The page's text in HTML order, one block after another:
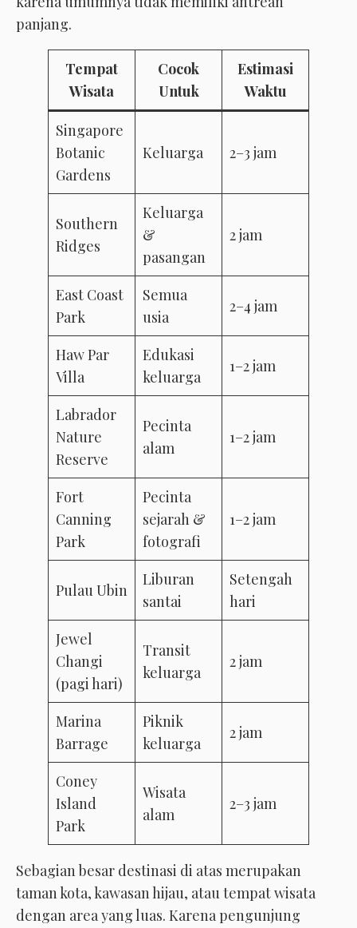
panjang.
Tempat
Wisata
Cocok
Untuk
Estimasi
Waktu
Singapore
Botanic
Gardens
Keluarga 2–3 jam
Southern
Ridges
Keluarga
&
pasangan
2 jam
East Coast
Park
Semua
usia
2–4 jam
Haw Par
Villa
Edukasi
keluarga
1–2 jam
Labrador
Nature
Reserve
Pecinta
alam
1–2 jam
Fort
Canning
Park
Pecinta
sejarah &
fotografi
1–2 jam
Pulau Ubin
Liburan
santai
Setengah
hari
Jewel
Changi
(pagi hari)
Transit
keluarga
2 jam
Marina
Barrage
Piknik
keluarga
2 jam
Coney
Island
Park
Wisata
alam
2–3 jam
Sebagian besar destinasi di atas merupakan
taman kota, kawasan hijau, atau tempat wisata
dengan area yang luas. Karena pengunjung